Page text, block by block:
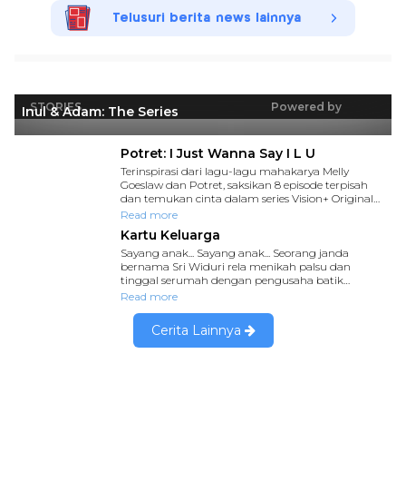
Telusuri berita news lainnya